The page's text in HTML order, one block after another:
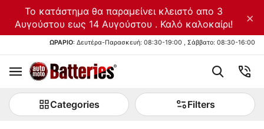
Το κατάστημα θα παραμείνει κλειστό απο 3
Αυγούστου εως 14 Αυγούστου . Καλό καλοκαίρι!
×
ΩΡΑΡΙΟ: Δευτέρα-Παρασκευή: 08:30-19:00 , Σάββατο: 08:30-16:00
Categories Filters